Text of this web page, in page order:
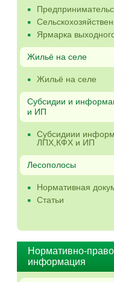
Ярмарка
Жильё на селе
Жильё на селе
Субсидии и
и ИП
Субсидиии
ЛПХ,КФХ и ИП
Лесополосы
Нормативная
Статьи
Нормативно-
информация